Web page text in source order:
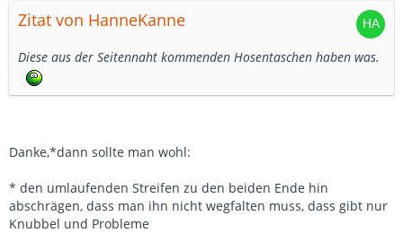
Zitat von HanneKanne
Diese aus der Seitennaht kommenden Hosentaschen haben was.
Danke,*dann sollte man wohl:
* den umlaufenden Streifen zu den beiden Ende hin
abschrägen, dass man ihn nicht wegfalten muss, dass gibt nur
Knubbel und Probleme